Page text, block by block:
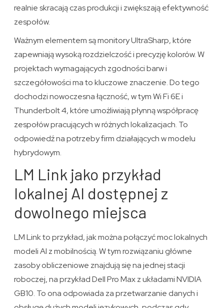
realnie skracają czas produkcji i zwiększają efektywność
zespołów.
Ważnym elementem są monitory UltraSharp, które
zapewniają wysoką rozdzielczość i precyzję kolorów. W
projektach wymagających zgodności barw i
szczegółowości ma to kluczowe znaczenie. Do tego
dochodzi nowoczesna łączność, w tym Wi Fi 6E i
Thunderbolt 4, które umożliwiają płynną współpracę
zespołów pracujących w różnych lokalizacjach. To
odpowiedź na potrzeby firm działających w modelu
hybrydowym.
LM Link jako przykład
lokalnej AI dostępnej z
dowolnego miejsca
LM Link to przykład, jak można połączyć moc lokalnych
modeli AI z mobilnością. W tym rozwiązaniu główne
zasoby obliczeniowe znajdują się na jednej stacji
roboczej, na przykład Dell Pro Max z układami NVIDIA
GB10. To ona odpowiada za przetwarzanie danych i